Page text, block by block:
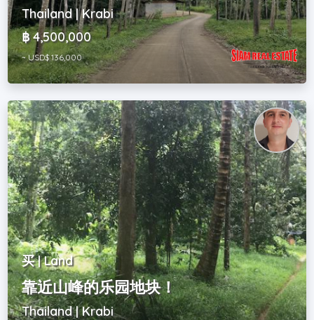
Thailand | Krabi
฿ 4,500,000
~ USD$ 136,000
买 | Land
靠近山峰的乐园地块！
Thailand | Krabi